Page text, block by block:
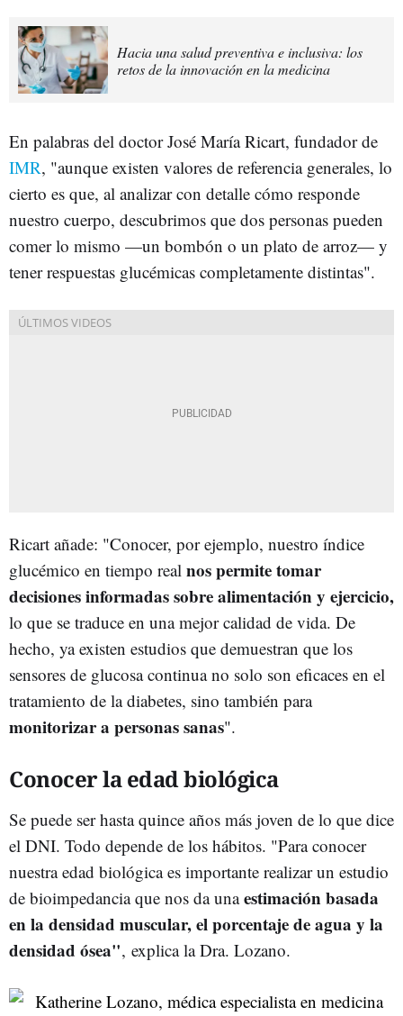
Hacia una salud preventiva e inclusiva: los
retos de la innovación en la medicina
En palabras del doctor José María Ricart, fundador de
IMR, "aunque existen valores de referencia generales, lo
cierto es que, al analizar con detalle cómo responde
nuestro cuerpo, descubrimos que dos personas pueden
comer lo mismo —un bombón o un plato de arroz— y
tener respuestas glucémicas completamente distintas".
Ricart añade: "Conocer, por ejemplo, nuestro índice
glucémico en tiempo real nos permite tomar
decisiones informadas sobre alimentación y ejercicio,
lo que se traduce en una mejor calidad de vida. De
hecho, ya existen estudios que demuestran que los
sensores de glucosa continua no solo son eficaces en el
tratamiento de la diabetes, sino también para
monitorizar a personas sanas".
Conocer la edad biológica
Se puede ser hasta quince años más joven de lo que dice
el DNI. Todo depende de los hábitos. "Para conocer
nuestra edad biológica es importante realizar un estudio
de bioimpedancia que nos da unaestimación basada
en la densidad muscular, el porcentaje de agua y la
densidad ósea", explica la Dra. Lozano.